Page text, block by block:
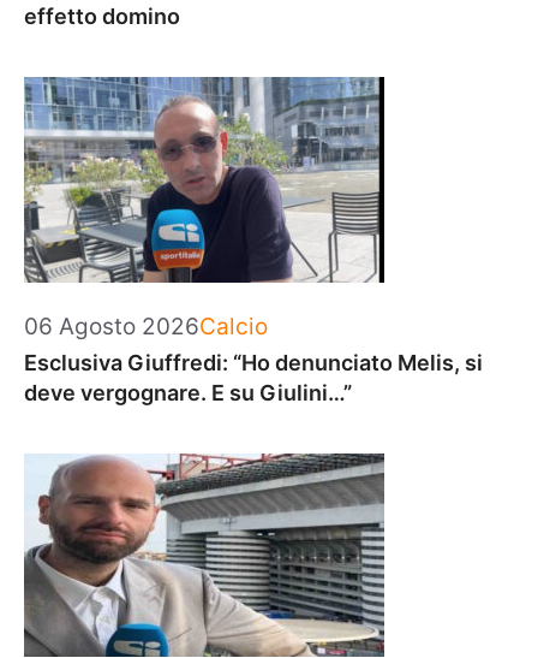
effetto domino
06 Agosto 2026Categorie
Calcio
Esclusiva Giuffredi: “Ho denunciato Melis, si
deve vergognare. E su Giulini…”